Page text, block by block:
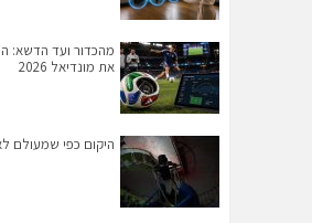
מהכדור ועד הדשא:
את מונדיאל 2026
היקום כפי שמעולם